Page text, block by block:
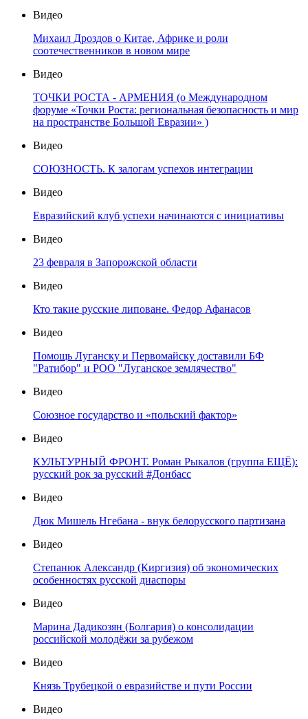
Видео
Михаил Дроздов о Китае, Африке и роли
соотечественников в новом мире
Видео
ТОЧКИ РОСТА - АРМЕНИЯ (о Международном
форуме «Точки Роста: региональная безопасность и мир
на пространстве Большой Евразии» )
Видео
СОЮЗНОСТЬ. К залогам успехов интеграции
Видео
Евразийский клуб успехи начинаются с инициативы
Видео
23 февраля в Запорожской области
Видео
Кто такие русские липоване. Федор Афанасов
Видео
Помощь Луганску и Первомайску доставили БФ
"Ратибор" и РОО "Луганское землячество"
Видео
Союзное государство и «польский фактор»
Видео
КУЛЬТУРНЫЙ ФРОНТ. Роман Рыкалов (группа ЕЩЁ):
русский рок за русский #Донбасс
Видео
Дюк Мишель Нгебана - внук белорусского партизана
Видео
Степанюк Александр (Киргизия) об экономических
особенностях русской диаспоры
Видео
Марина Дадикозян (Болгария) о консолидации
российской молодёжи за рубежом
Видео
Князь Трубецкой о евразийстве и пути России
Видео